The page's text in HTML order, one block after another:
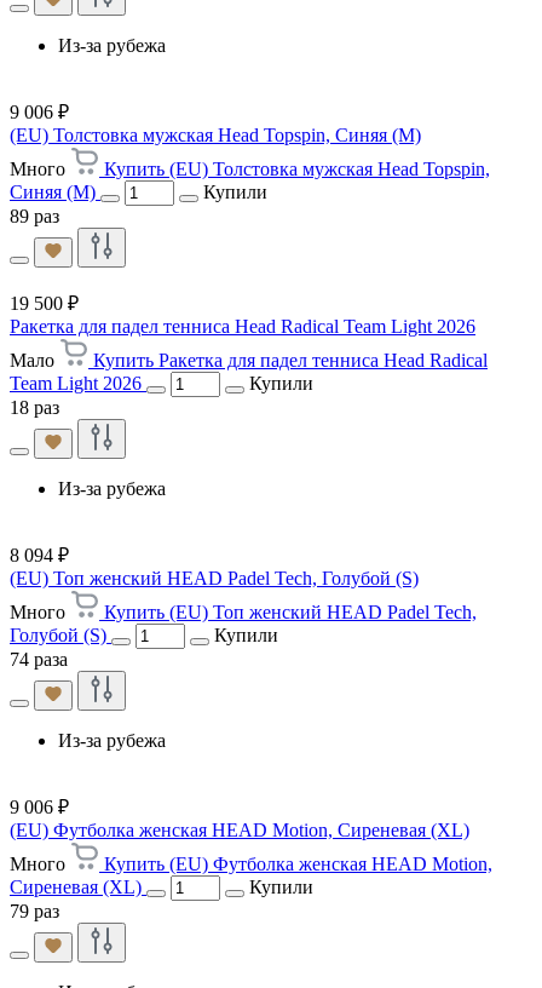
Из-за рубежа
9 006 ₽
(EU) Толстовка мужская Head Topspin, Синяя (M)
Много
Купить (EU) Толстовка мужская Head Topspin,
Синяя (M)
Купили
89 раз
19 500 ₽
Ракетка для падел тенниса Head Radical Team Light 2026
Мало
Купить Ракетка для падел тенниса Head Radical
Team Light 2026
Купили
18 раз
Из-за рубежа
8 094 ₽
(EU) Топ женский HEAD Padel Tech, Голубой (S)
Много
Купить (EU) Топ женский HEAD Padel Tech,
Голубой (S)
Купили
74 раза
Из-за рубежа
9 006 ₽
(EU) Футболка женская HEAD Motion, Сиреневая (XL)
Много
Купить (EU) Футболка женская HEAD Motion,
Сиреневая (XL)
Купили
79 раз